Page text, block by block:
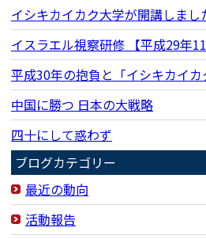
イシキカイカク大学が開講しまし
イスラエル視察研修 【平成29年
平成30年の抱負と「イシキカイ
中国に勝つ 日本の大戦略
四十にして惑わず
ブログカテゴリー
最近の動向
活動報告